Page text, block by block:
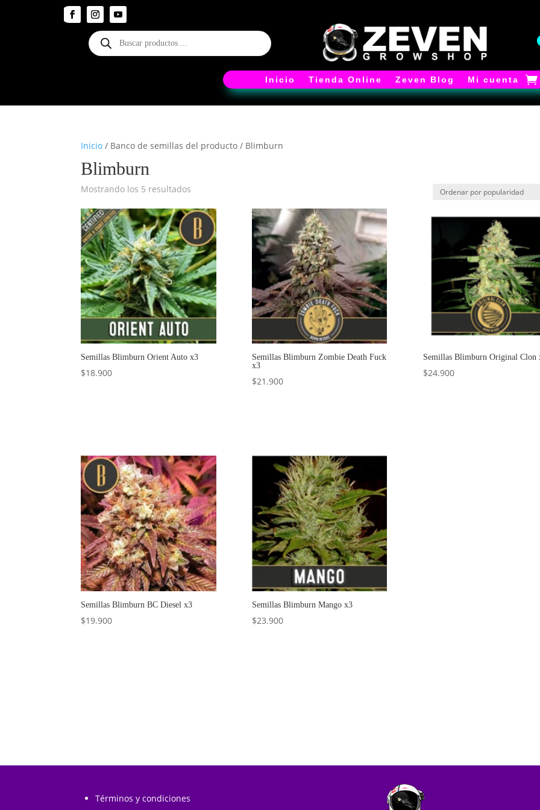
Búsqueda
de
productos
Inicio Tienda Online Zeven Blog Mi cuenta
Inicio / Banco de semillas del producto / Blimburn
Blimburn
Mostrando los 5 resultados
Semillas Blimburn Orient Auto x3
$18.900
Semillas Blimburn Zombie Death Fuck
x3
$21.900
Semillas Blimburn Original Clon
$24.900
Semillas Blimburn BC Diesel x3
$19.900
Semillas Blimburn Mango x3
$23.900
Términos y condiciones